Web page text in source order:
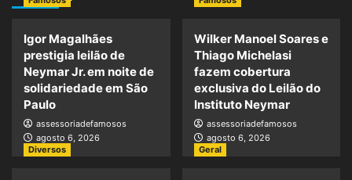
Igor Magalhães
prestigia leilão de
Neymar Jr. em noite de
solidariedade em São
Paulo
assessoriadefamosos
agosto 6, 2026
Wilker Manoel Soares e
Thiago Michelasi
fazem cobertura
exclusiva do Leilão do
Instituto Neymar
assessoriadefamosos
agosto 6, 2026
Diversos
Geral